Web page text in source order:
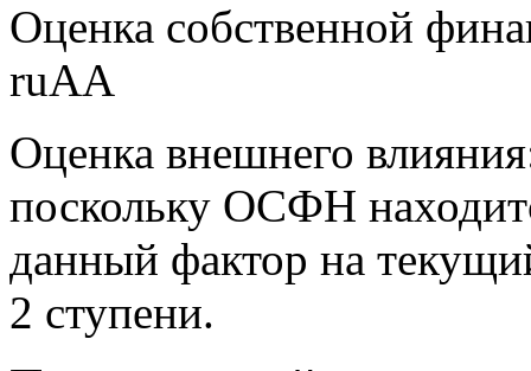
Оценка собственной
ruAA
Оценка внешнего
поскольку ОСФН
данный фактор на
2 ступени.